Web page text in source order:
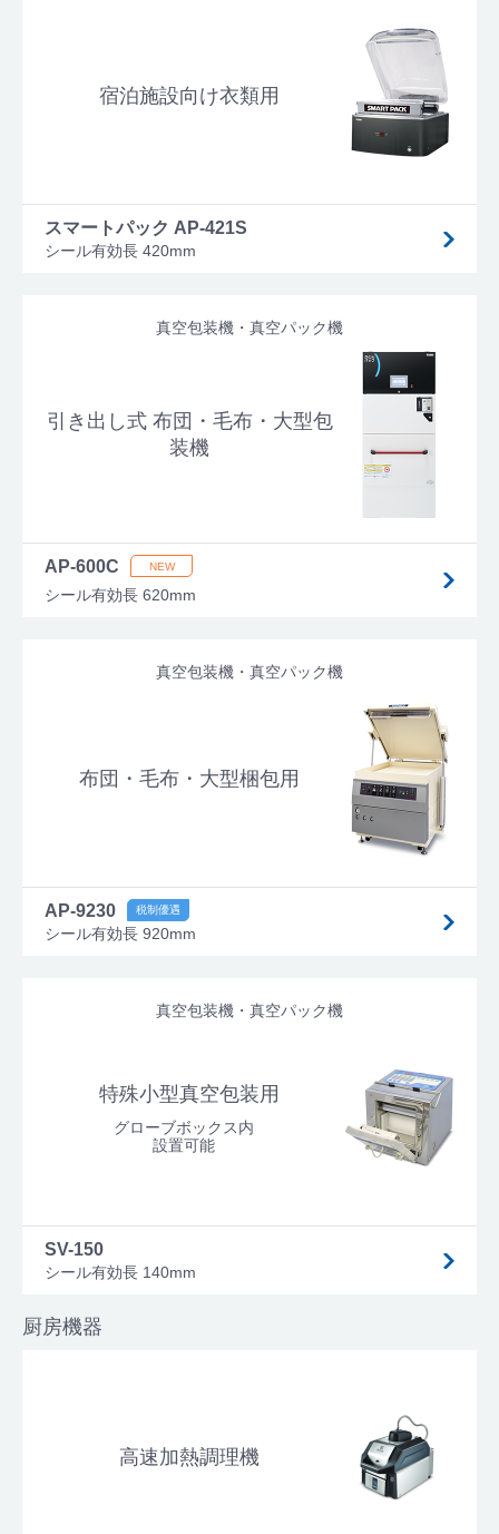
宿泊施設向け衣類用
スマートパック AP-421S
シール有効長 420mm
真空包装機・真空パック機
引き出し式 布団・毛布・大型包
装機
AP-600C
シール有効長 620mm
真空包装機・真空パック機
布団・毛布・大型梱包用
AP-9230
シール有効長 920mm
真空包装機・真空パック機
特殊小型真空包装用
グローブボックス内
設置可能
SV-150
シール有効長 140mm
厨房機器
高速加熱調理機